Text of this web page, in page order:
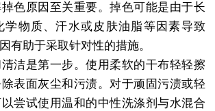
原因至关重要。掉色可能是由于长
学物质、汗水或皮肤油脂等因素导致
有助于采取针对性的措施。
是第一步。使用柔软的干布轻轻擦
表面灰尘和污渍。对于顽固污渍或轻
尝试使用温和的中性洗涤剂与水混合